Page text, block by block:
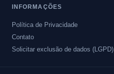
INFORMAÇÕES
Política de Privacidade
Contato
Solicitar exclusão de dados (LGPD)